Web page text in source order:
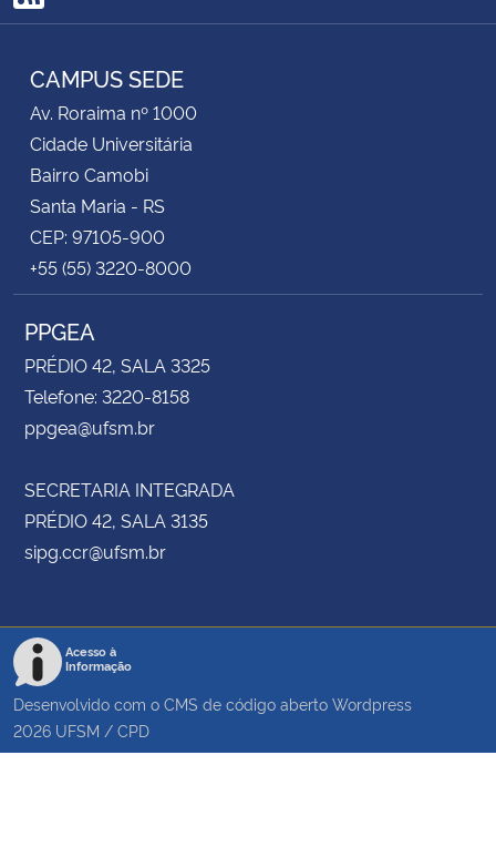
RSS
CAMPUS SEDE
Av. Roraima nº 1000
Cidade Universitária
Bairro Camobi
Santa Maria - RS
CEP: 97105-900
+55 (55) 3220-8000
PPGEA
PRÉDIO 42, SALA 3325
Telefone: 3220-8158
ppgea@ufsm.br
SECRETARIA INTEGRADA
PRÉDIO 42, SALA 3135
sipg.ccr@ufsm.br
Acesso à
Informação
Desenvolvido com o CMS de código aberto Wordpress
2026 UFSM / CPD